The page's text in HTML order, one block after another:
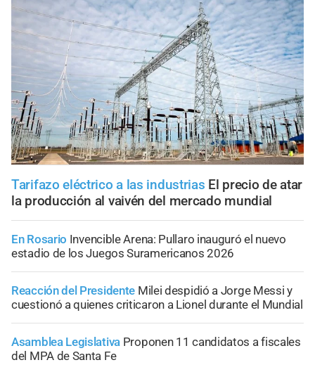
Tarifazo eléctrico a las industrias El precio de atar
la producción al vaivén del mercado mundial
En Rosario Invencible Arena: Pullaro inauguró el nuevo
estadio de los Juegos Suramericanos 2026
Reacción del Presidente Milei despidió a Jorge Messi y
cuestionó a quienes criticaron a Lionel durante el Mundial
Asamblea Legislativa Proponen 11 candidatos a fiscales
del MPA de Santa Fe